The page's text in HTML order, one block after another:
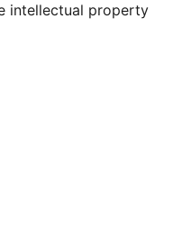
intellectual property